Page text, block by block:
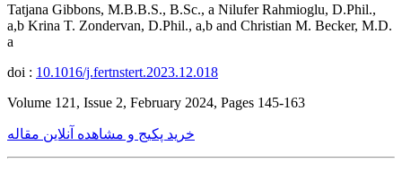
Tatjana Gibbons, M.B.B.S., B.Sc., a Nilufer Rahmioglu, D.Phil.,
a,b Krina T. Zondervan, D.Phil., a,b and Christian M. Becker, M.D.
a
doi : 10.1016/j.fertnstert.2023.12.018
Volume 121, Issue 2, February 2024, Pages 145-163
خرید پکیج و مشاهده آنلاین مقاله